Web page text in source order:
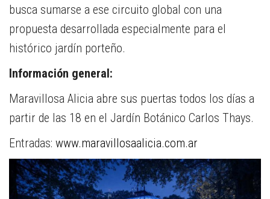
busca sumarse a ese circuito global con una
propuesta desarrollada especialmente para el
histórico jardín porteño.
Información general:
Maravillosa Alicia abre sus puertas todos los días a
partir de las 18 en el Jardín Botánico Carlos Thays.
Entradas: www.maravillosaalicia.com.ar